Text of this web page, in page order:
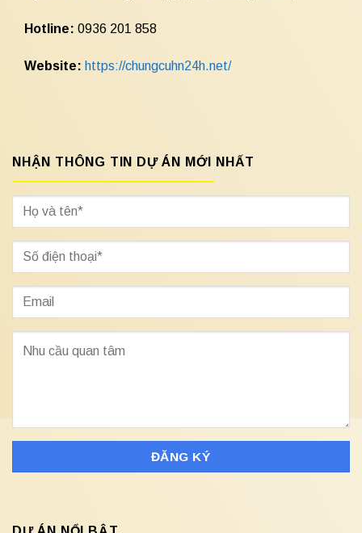
Hotline: 0936 201 858
Website: https://chungcuhn24h.net/
NHẬN THÔNG TIN DỰ ÁN MỚI NHẤT